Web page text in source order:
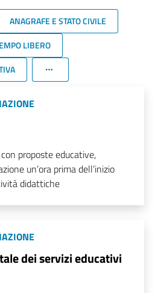
ANAGRAFE E STATO CIVILE
LIBERO
proposte educative,
un’ora prima dell’inizio
didattiche
dei servizi educativi